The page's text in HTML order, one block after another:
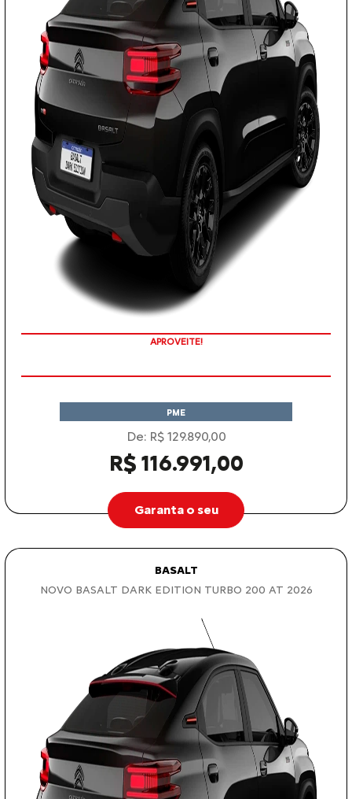
APROVEITE!
PME
De: R$ 129.890,00
R$ 116.991,00
Garanta o seu
BASALT
NOVO BASALT DARK EDITION TURBO 200 AT 2026